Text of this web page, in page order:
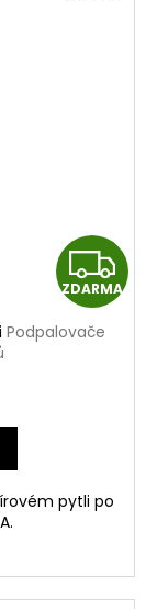
Z
D
ZDARMA
Podpalovače
pytli po